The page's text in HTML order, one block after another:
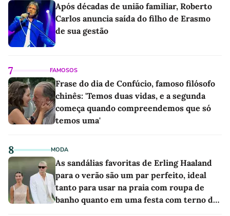
Após décadas de união familiar, Roberto
Carlos anuncia saída do filho de Erasmo
de sua gestão
7 FAMOSOS
Frase do dia de Confúcio, famoso filósofo
chinês: 'Temos duas vidas, e a segunda
começa quando compreendemos que só
temos uma'
8 MODA
As sandálias favoritas de Erling Haaland
para o verão são um par perfeito, ideal
tanto para usar na praia com roupa de
banho quanto em uma festa com terno de